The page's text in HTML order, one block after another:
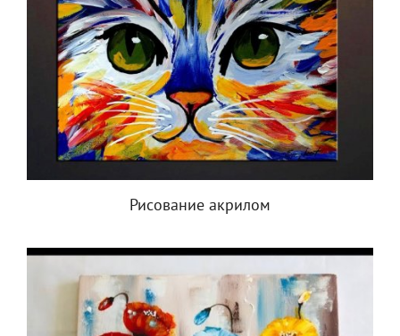
Рисование акрилом